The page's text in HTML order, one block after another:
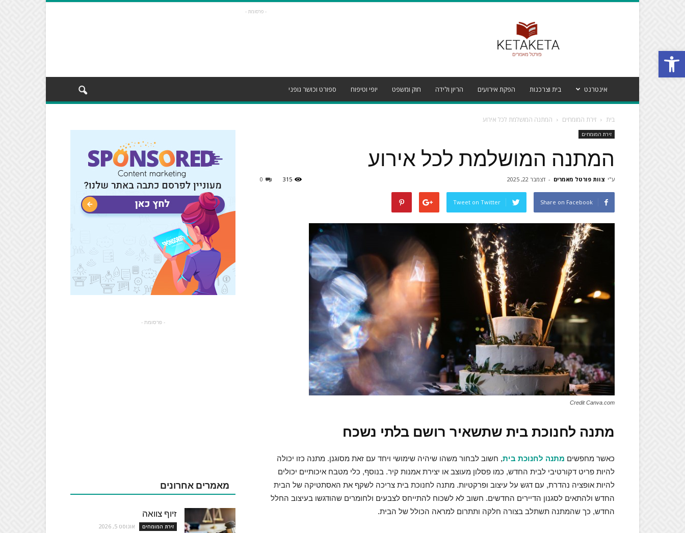
Open toolbar
- פרסומת -
אינטרנט בית וצרכנות הפקת אירועים הריון ולידה חוק ומשפט יופי וטיפוח ספורט וכושר גופני
בית זירת המומחים המתנה המושלמת לכל אירוע
זירת המומחים
המתנה המושלמת לכל אירוע
ע"י צוות פורטל מאמרים - דצמבר 22, 2025 0 315
Share on Facebook
Tweet on Twitter
Credit Canva.com
מתנה לחנוכת בית שתשאיר רושם בלתי נשכח
כאשר מחפשים מתנה לחנוכת בית, חשוב לבחור משהו שיהיה שימושי ויחד עם זאת מסוגנן. מתנה כזו יכולה
להיות פריט דקורטיבי לבית החדש, כמו פסלון מעוצב או יצירת אמנות קיר. בנוסף, כלי מטבח איכותיים יכולים
להיות אופציה נהדרת, עם דגש על עיצוב ופרקטיות. מתנה לחנוכת בית צריכה לשקף את האסתטיקה של הבית
החדש ולהתאים לסגנון הדיירים החדשים. חשוב לא לשכוח להתייחס לצבעים ולחומרים שהודגשו בעיצוב החלל
החדש, כך שהמתנה תשתלב בצורה חלקה ותתרום למראה הכולל של הבית.
- פרסומת -
מאמרים אחרונים
זיוף צוואה
זירת המומחים אוגוסט 5, 2026